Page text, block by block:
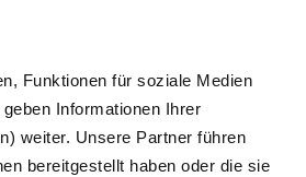
Funktionen für soziale Medien
Informationen Ihrer
weiter. Unsere Partner führen
bereitgestellt haben oder die sie